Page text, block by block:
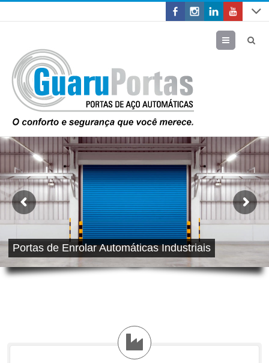
Menu
Portas de Enrolar Automáticas Industriais